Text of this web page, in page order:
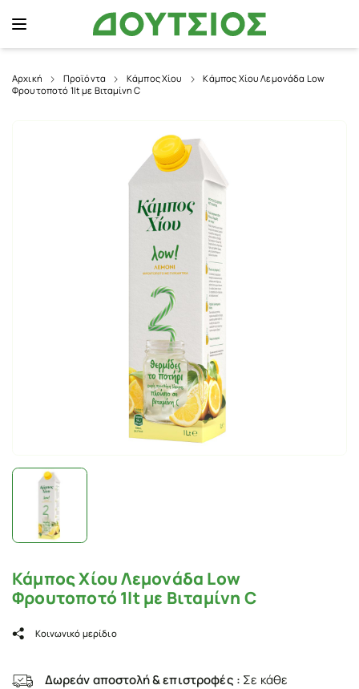
Αρχική Προϊόντα Κάμπος Χίου
Κάμπος Χίου Λεμονάδα Low
Φρουτοποτό 1lt με Βιταμίνη C
Κάμπος Χίου Λεμονάδα Low
Φρουτοποτό 1lt με Βιταμίνη C
Κοινωνικό μερίδιο
Δωρεάν αποστολή & επιστροφές : Σε κάθε